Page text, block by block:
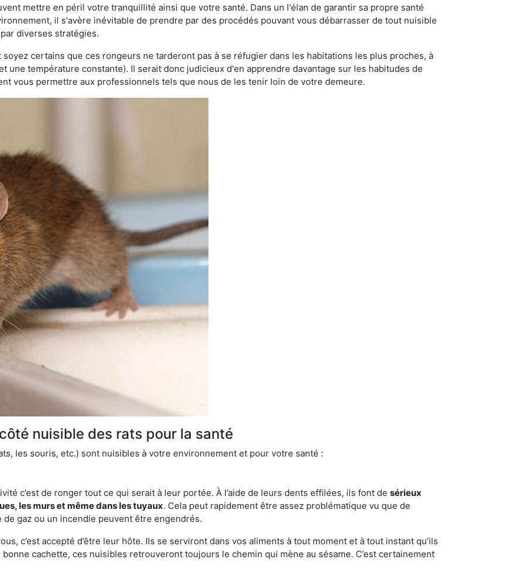
mettre en péril votre tranquillité ainsi que votre santé. Dans un l'élan de garantir sa propre santé
il s'avère inévitable de prendre par des procédés pouvant vous débarrasser de tout nuisible
diverses stratégies.
certains que ces rongeurs ne tarderont pas à se réfugier dans les habitations les plus proches, à
une température constante). Il serait donc judicieux d'en apprendre davantage sur les habitudes de
vous permettre aux professionnels tels que nous de les tenir loin de votre demeure.
nuisible des rats pour la santé
les souris, etc.) sont nuisibles à votre environnement et pour votre santé :
c’est de ronger tout ce qui serait à leur portée. À l’aide de leurs dents effilées, ils font de sérieux
les murs et même dans les tuyaux. Cela peut rapidement être assez problématique vu que de
gaz ou un incendie peuvent être engendrés.
c’est accepté d’être leur hôte. Ils se serviront dans vos aliments à tout moment et à tout instant qu’ils
cachette, ces nuisibles retrouveront toujours le chemin qui mène au sésame. C’est certainement